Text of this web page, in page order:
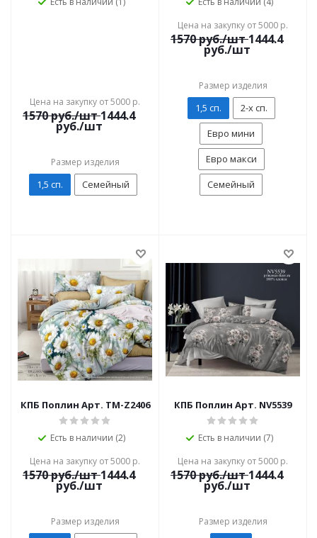
Цена на закупку от 5000 р.
1570руб./шт 1444.4
руб./шт
Размер изделия
1,5 сп. Семейный
Цена на закупку от 5000 р.
1570руб./шт 1444.4
руб./шт
Размер изделия
1,5 сп.
2-х сп.
Евро мини
Евро макси
Семейный
КПБ Поплин Арт. TM-Z2406
Есть в наличии (2)
Цена на закупку от 5000 р.
1570руб./шт 1444.4
руб./шт
Размер изделия
КПБ Поплин Арт. NV5539
Есть в наличии (7)
Цена на закупку от 5000 р.
1570руб./шт 1444.4
руб./шт
Размер изделия